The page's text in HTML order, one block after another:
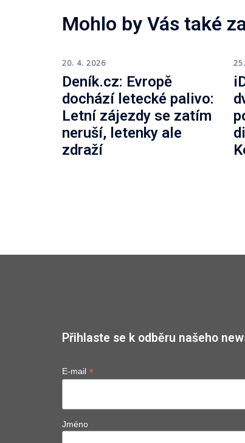
Mohlo by Vás také
20. 4. 2026
Deník.cz: Evropě
dochází letecké palivo:
Letní zájezdy se zatím
neruší, letenky ale
zdraží
Přihlaste se k odběru našeho
E-mail *
Jméno